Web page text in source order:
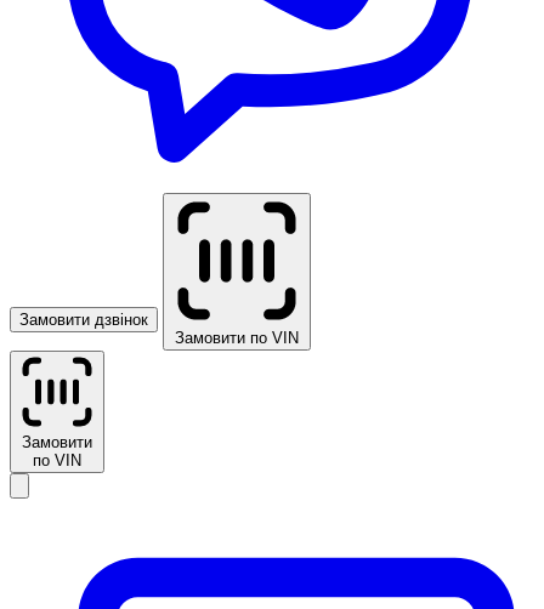
Замовити дзвінок
Замовити по VIN
Замовити
по VIN